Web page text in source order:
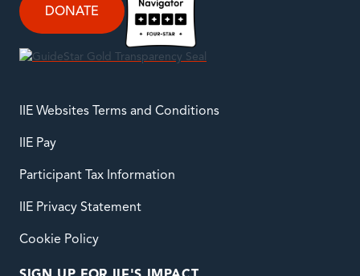
DONATE
IIE Websites Terms and Conditions
IIE Pay
Participant Tax Information
IIE Privacy Statement
Cookie Policy